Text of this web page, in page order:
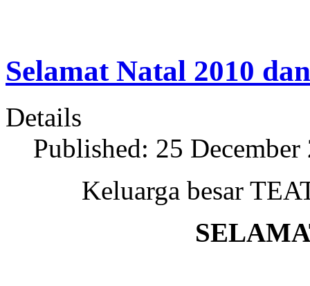
Selamat Natal 2010
Details
Published: 25 December
Keluarga besar